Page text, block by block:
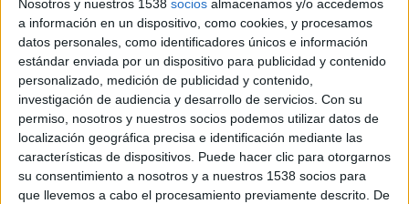
Nosotros y nuestros 1538 socios almacenamos y/o accedemos
a información en un dispositivo, como cookies, y procesamos
datos personales, como identificadores únicos e información
estándar enviada por un dispositivo para publicidad y contenido
personalizado, medición de publicidad y contenido,
investigación de audiencia y desarrollo de servicios. Con su
permiso, nosotros y nuestros socios podemos utilizar datos de
localización geográfica precisa e identificación mediante las
características de dispositivos. Puede hacer clic para otorgarnos
su consentimiento a nosotros y a nuestros 1538 socios para
que llevemos a cabo el procesamiento previamente descrito. De
10 DE DICIEMBRE DE 2010
La marca utiliza títeres con luz negra, bailarinas y
viajes en el metro amenizados para conectar con
el target
Los jóvenes son el punto de mira de Nokia y pensando en ellos la marca ha